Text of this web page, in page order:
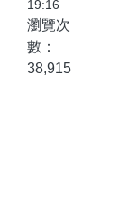
有限公
司代表
人張宏
嘉董事
19:16
瀏覽次
數：
38,915